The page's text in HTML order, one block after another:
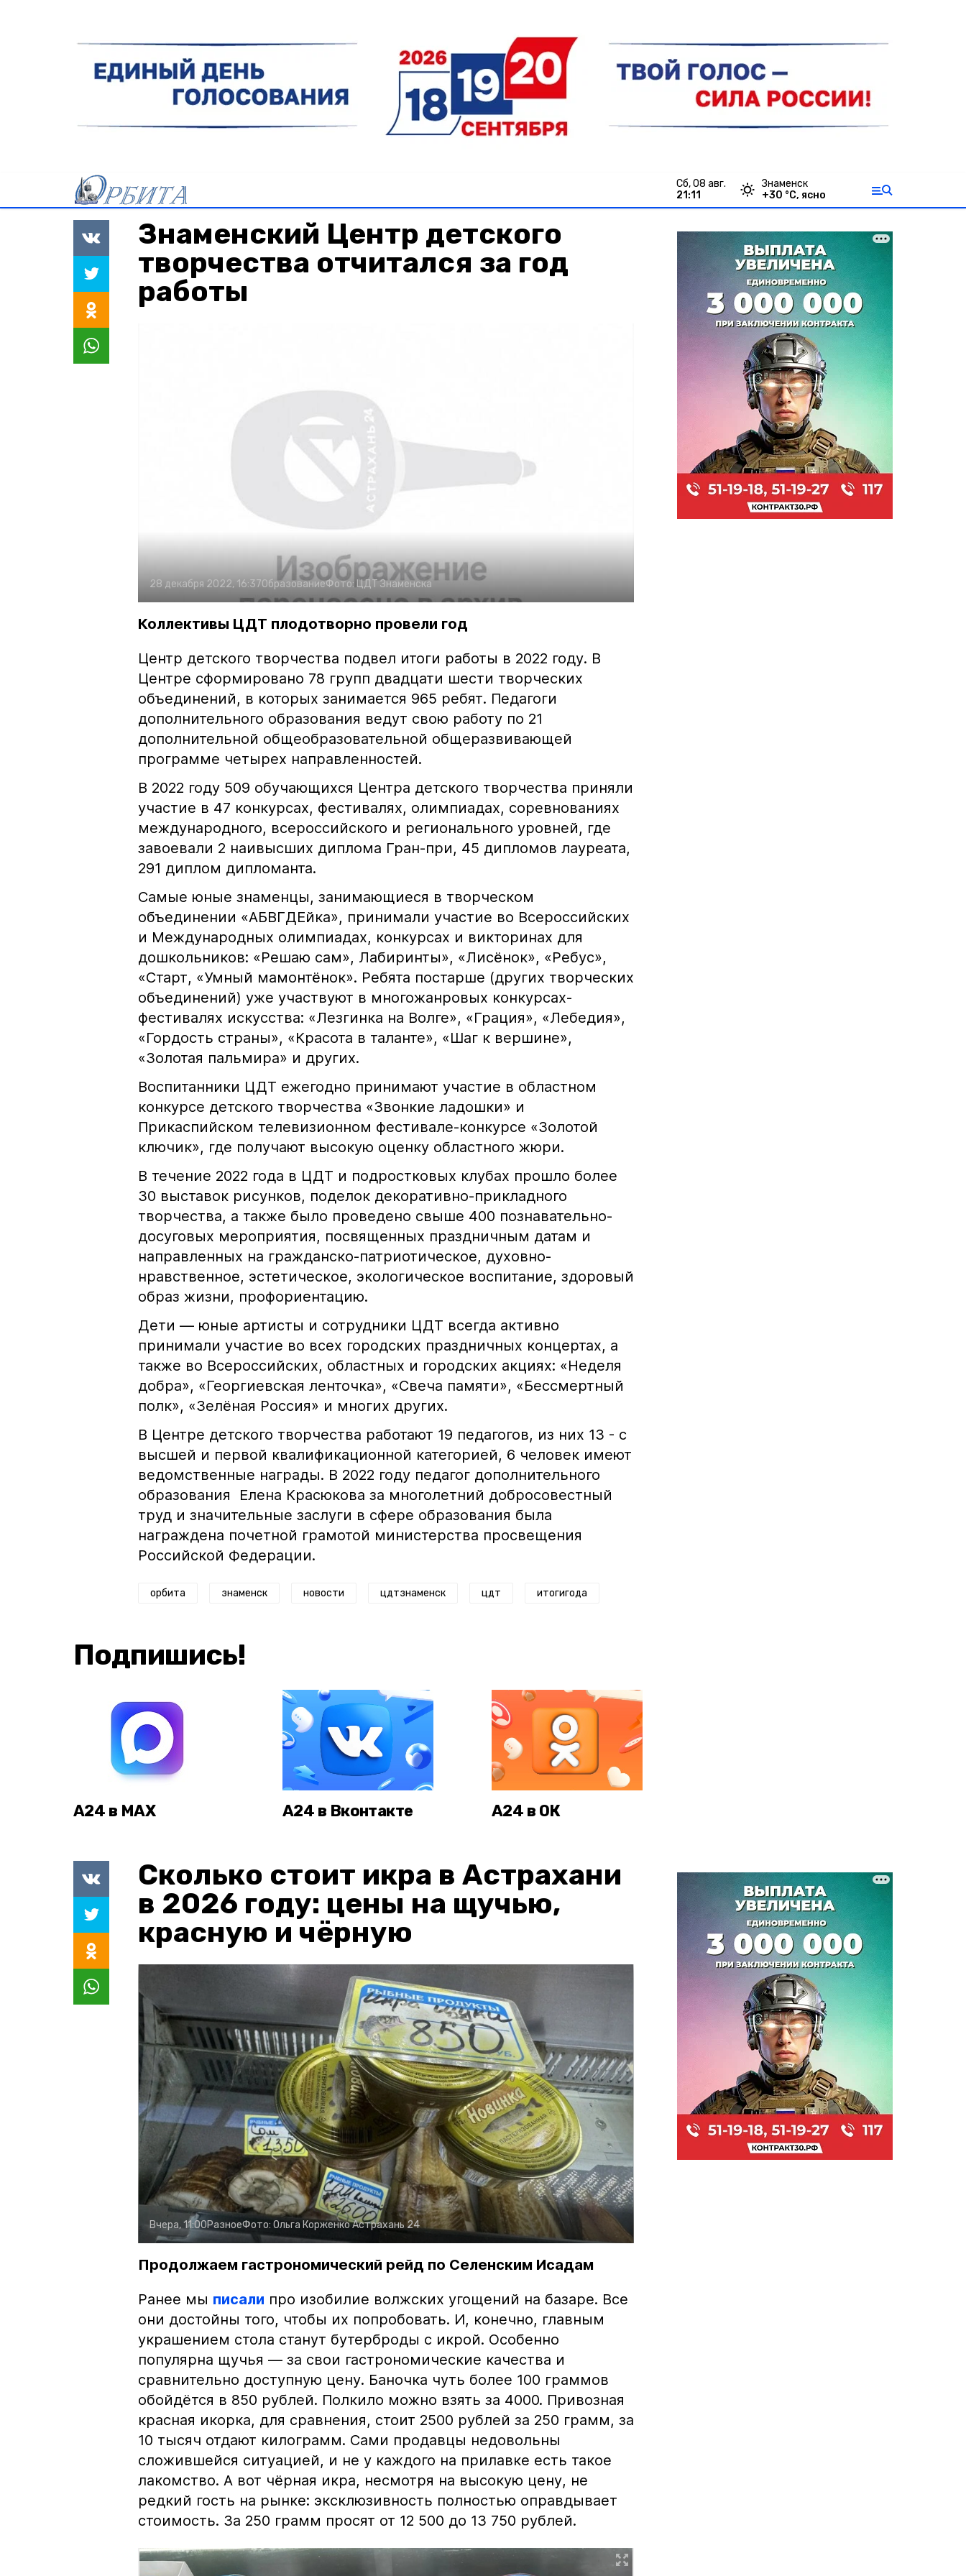
сб, 08 авг.
21:11
Знаменск
+30 °С, ясно
Знаменский Центр детского
творчества отчитался за год
работы
28 декабря 2022, 16:37ОбразованиеФото: ЦДТ Знаменска
Коллективы ЦДТ плодотворно провели год
Центр детского творчества подвел итоги работы в 2022 году. В
Центре сформировано 78 групп двадцати шести творческих
объединений, в которых занимается 965 ребят. Педагоги
дополнительного образования ведут свою работу по 21
дополнительной общеобразовательной общеразвивающей
программе четырех направленностей.
В 2022 году 509 обучающихся Центра детского творчества приняли
участие в 47 конкурсах, фестивалях, олимпиадах, соревнованиях
международного, всероссийского и регионального уровней, где
завоевали 2 наивысших диплома Гран-при, 45 дипломов лауреата,
291 диплом дипломанта.
Самые юные знаменцы, занимающиеся в творческом
объединении «АБВГДЕйка», принимали участие во Всероссийских
и Международных олимпиадах, конкурсах и викторинах для
дошкольников: «Решаю сам», Лабиринты», «Лисёнок», «Ребус»,
«Старт, «Умный мамонтёнок». Ребята постарше (других творческих
объединений) уже участвуют в многожанровых конкурсах-
фестивалях искусства: «Лезгинка на Волге», «Грация», «Лебедия»,
«Гордость страны», «Красота в таланте», «Шаг к вершине»,
«Золотая пальмира» и других.
Воспитанники ЦДТ ежегодно принимают участие в областном
конкурсе детского творчества «Звонкие ладошки» и
Прикаспийском телевизионном фестивале-конкурсе «Золотой
ключик», где получают высокую оценку областного жюри.
В течение 2022 года в ЦДТ и подростковых клубах прошло более
30 выставок рисунков, поделок декоративно-прикладного
творчества, а также было проведено свыше 400 познавательно-
досуговых мероприятия, посвященных праздничным датам и
направленных на гражданско-патриотическое, духовно-
нравственное, эстетическое, экологическое воспитание, здоровый
образ жизни, профориентацию.
Дети — юные артисты и сотрудники ЦДТ всегда активно
принимали участие во всех городских праздничных концертах, а
также во Всероссийских, областных и городских акциях: «Неделя
добра», «Георгиевская ленточка», «Свеча памяти», «Бессмертный
полк», «Зелёная Россия» и многих других.
В Центре детского творчества работают 19 педагогов, из них 13 - с
высшей и первой квалификационной категорией, 6 человек имеют
ведомственные награды. В 2022 году педагог дополнительного
образования Елена Красюкова за многолетний добросовестный
труд и значительные заслуги в сфере образования была
награждена почетной грамотой министерства просвещения
Российской Федерации.
орбита знаменск новости цдтзнаменск цдт итогигода
Подпишись!
А24 в MAX А24 в Вконтакте А24 в ОК
Сколько стоит икра в Астрахани
в 2026 году: цены на щучью,
красную и чёрную
Вчера, 11:00РазноеФото: Ольга КорженкоАстрахань 24
Продолжаем гастрономический рейд по Селенским Исадам
Ранее мы писали про изобилие волжских угощений на базаре. Все
они достойны того, чтобы их попробовать. И, конечно, главным
украшением стола станут бутерброды с икрой. Особенно
популярна щучья — за свои гастрономические качества и
сравнительно доступную цену. Баночка чуть более 100 граммов
обойдётся в 850 рублей. Полкило можно взять за 4000. Привозная
красная икорка, для сравнения, стоит 2500 рублей за 250 грамм, за
10 тысяч отдают килограмм. Сами продавцы недовольны
сложившейся ситуацией, и не у каждого на прилавке есть такое
лакомство. А вот чёрная икра, несмотря на высокую цену, не
редкий гость на рынке: эксклюзивность полностью оправдывает
стоимость. За 250 грамм просят от 12 500 до 13 750 рублей.